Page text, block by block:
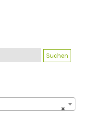
Suchen
×